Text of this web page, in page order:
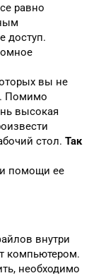
равно
доступ.
вы не
Помимо
высокая
стол. Так
помощи ее
внутри
компьютером.
необходимо